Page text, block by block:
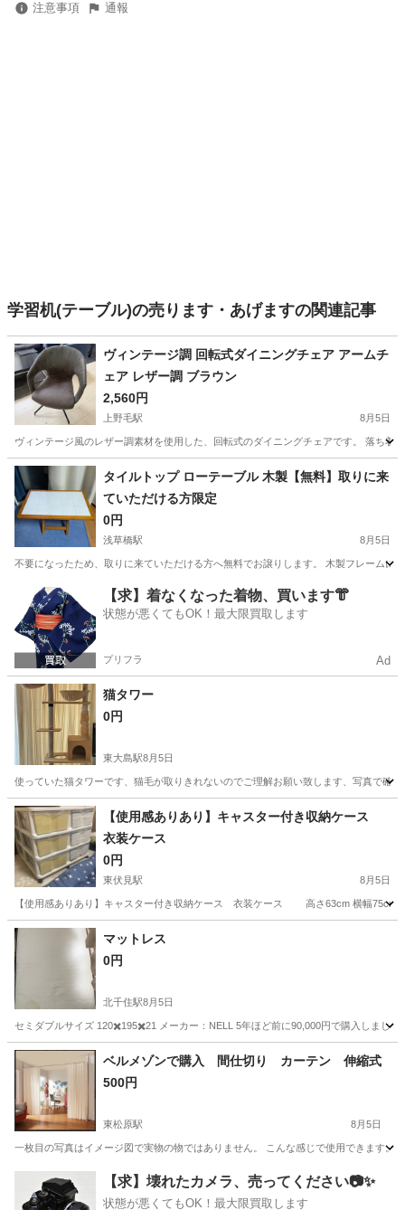
注意事項 通報
学習机(テーブル)の売ります・あげますの関連記事
ヴィンテージ調 回転式ダイニングチェア アームチ
ェア レザー調 ブラウン
2,560円
上野毛駅 8月5日
ヴィンテージ風のレザー調素材を使用した、回転式のダイニングチェアです。 落ち
東京 世田谷区 上野毛駅
タイルトップ ローテーブル 木製【無料】取りに来
ていただける方限定
0円
浅草橋駅 8月5日
不要になったため、取りに来ていただける方へ無料でお譲りします。 木製フレーム
東京 台東区 浅草橋駅 テーブル
【求】着なくなった着物、買います👘
状態が悪くてもOK！最大限買取します
プリフラ Ad
猫タワー
0円
東大島駅8月5日
使っていた猫タワーです、猫毛が取りきれないのでご理解お願い致します、写真で確
東京 江東区 東大島駅 その他
【使用感ありあり】キャスター付き収納ケース
衣装ケース
0円
東伏見駅 8月5日
【使用感ありあり】キャスター付き収納ケース 衣装ケース 高さ63cm 横幅75cm
東京 武蔵野市 東伏見駅
マットレス
0円
北千住駅8月5日
セミダブルサイズ 120✖️195✖️21 メーカー：NELL 5年ほど前に90,000円で購入しまし
東京 足立区 北千住駅 寝具
ベルメゾンで購入 間仕切り カーテン 伸縮式
500円
東松原駅 8月5日
一枚目の写真はイメージ図で実物の物ではありません。 こんな感じで使用できます
東松原駅 その他
【求】壊れたカメラ、売ってください📷✨
状態が悪くてもOK！最大限買取します